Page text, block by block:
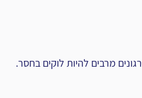
מרבים להיות ‏לוקים בחסר.